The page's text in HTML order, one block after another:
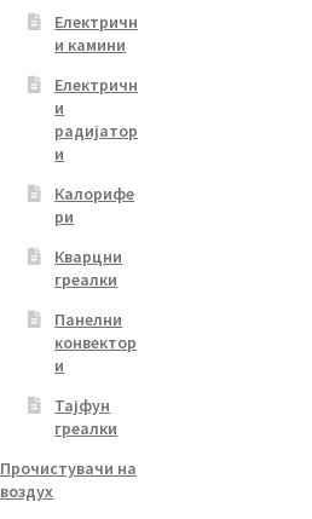
Електричн
и камини
Електричн
и
радијатор
и
Калорифе
ри
Кварцни
греалки
Панелни
конвектор
и
Тајфун
греалки
Прочистувачи на
воздух